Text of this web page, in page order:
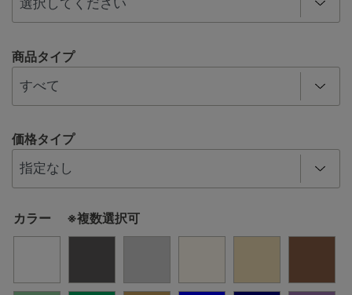
商品タイプ
価格タイプ
カラー ※複数選択可